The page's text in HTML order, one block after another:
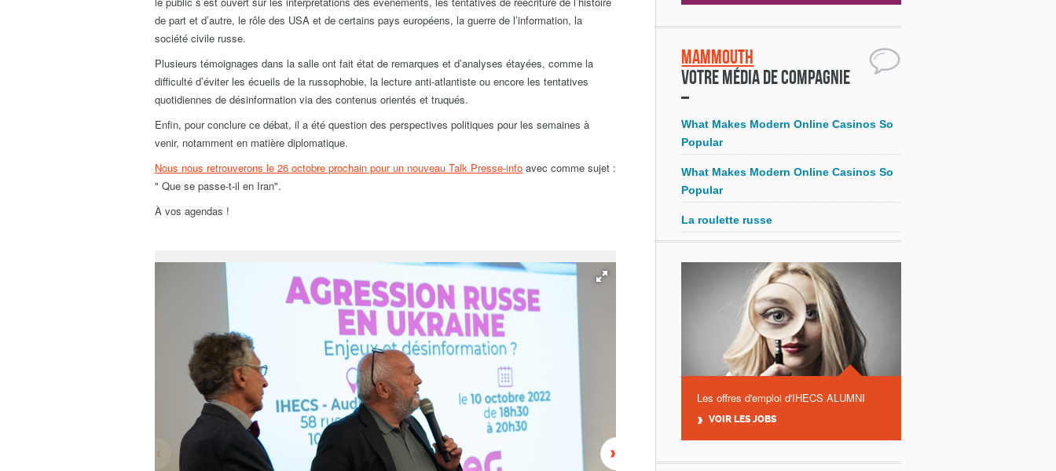
de part et d’autre, le rôle des USA et de certains pays européens, la guerre de l’information, la
société civile russe.
Plusieurs témoignages dans la salle ont fait état de remarques et d’analyses étayées, comme la
difficulté d’éviter les écueils de la russophobie, la lecture anti-atlantiste ou encore les tentatives
quotidiennes de désinformation via des contenus orientés et truqués.
Enfin, pour conclure ce débat, il a été question des perspectives politiques pour les semaines à
venir, notamment en matière diplomatique.
Nous nous retrouverons le 26 octobre prochain pour un nouveau Talk Presse-info avec comme sujet :
" Que se passe-t-il en Iran".
À vos agendas !
Mammouth
Votre média de compagnie
What Makes Modern Online Casinos So
Popular
What Makes Modern Online Casinos So
Popular
La roulette russe
Les offres d'emploi d'IHECS ALUMNI
VOIR LES JOBS